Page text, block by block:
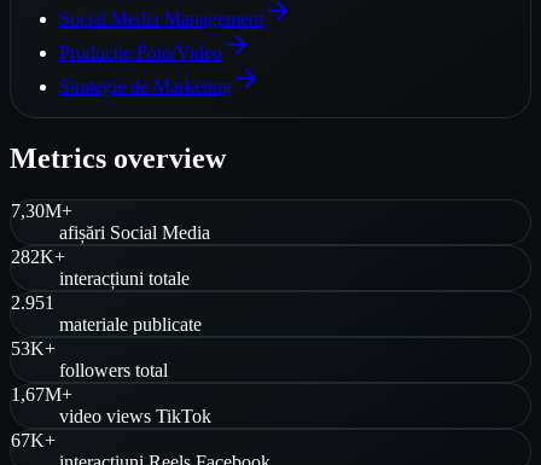
Social Media Management
Producție Foto/Video
Strategie de Marketing
Metrics overview
7,30M+
afișări Social Media
282K+
interacțiuni totale
2.951
materiale publicate
53K+
followers total
1,67M+
video views TikTok
67K+